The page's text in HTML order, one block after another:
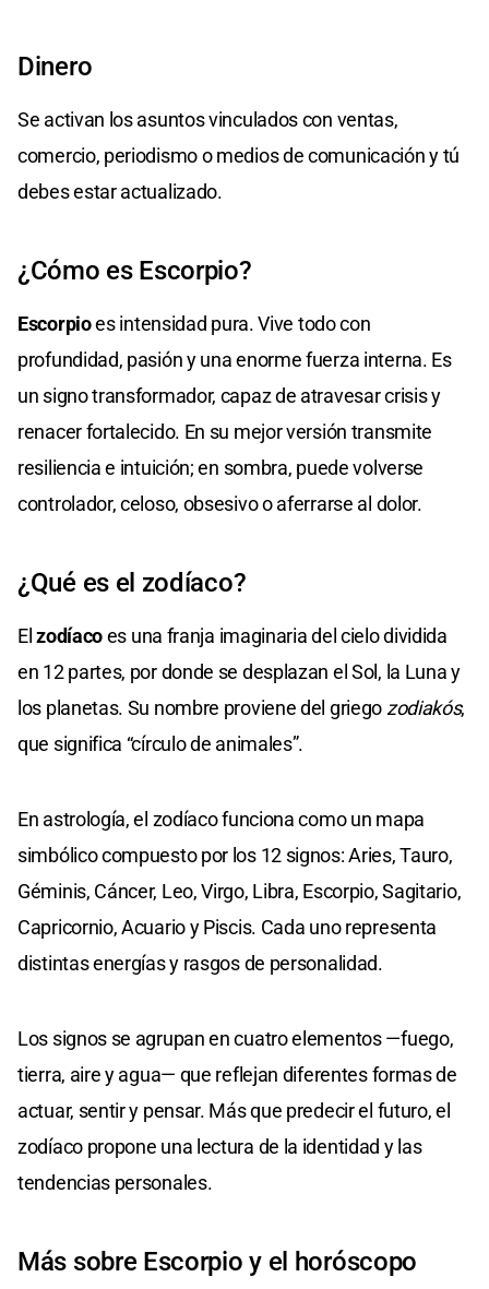
Dinero
Se activan los asuntos vinculados con ventas,
comercio, periodismo o medios de comunicación y tú
debes estar actualizado.
¿Cómo es Escorpio?
Escorpioes intensidad pura. Vive todo con
profundidad, pasión y una enorme fuerza interna. Es
un signo transformador, capaz de atravesar crisis y
renacer fortalecido. En su mejor versión transmite
resiliencia e intuición; en sombra, puede volverse
controlador, celoso, obsesivo o aferrarse al dolor.
¿Qué es el zodíaco?
Elzodíacoes una franja imaginaria del cielo dividida
en 12 partes, por donde se desplazan el Sol, la Luna y
los planetas. Su nombre proviene del griego zodiakós,
que significa “círculo de animales”.
En astrología, el zodíaco funciona como un mapa
simbólico compuesto por los 12 signos: Aries, Tauro,
Géminis, Cáncer, Leo, Virgo, Libra, Escorpio, Sagitario,
Capricornio, Acuario y Piscis. Cada uno representa
distintas energías y rasgos de personalidad.
Los signos se agrupan en cuatro elementos —fuego,
tierra, aire y agua— que reflejan diferentes formas de
actuar, sentir y pensar. Más que predecir el futuro, el
zodíaco propone una lectura de la identidad y las
tendencias personales.
Más sobre Escorpio y el horóscopo